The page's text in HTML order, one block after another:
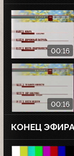
00:16
00:16
КОНЕЦ